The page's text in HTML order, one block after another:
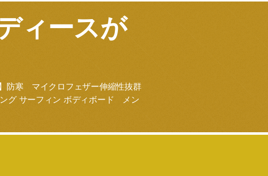
ィースが
防寒 マイクロフェザー伸縮性抜群
グ サーフィン ボディボード メン